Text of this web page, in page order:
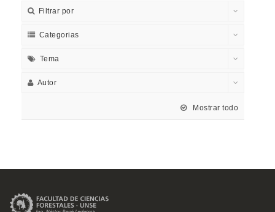
Filtrar por
Categorias
Tema
Autor
Mostrar todo